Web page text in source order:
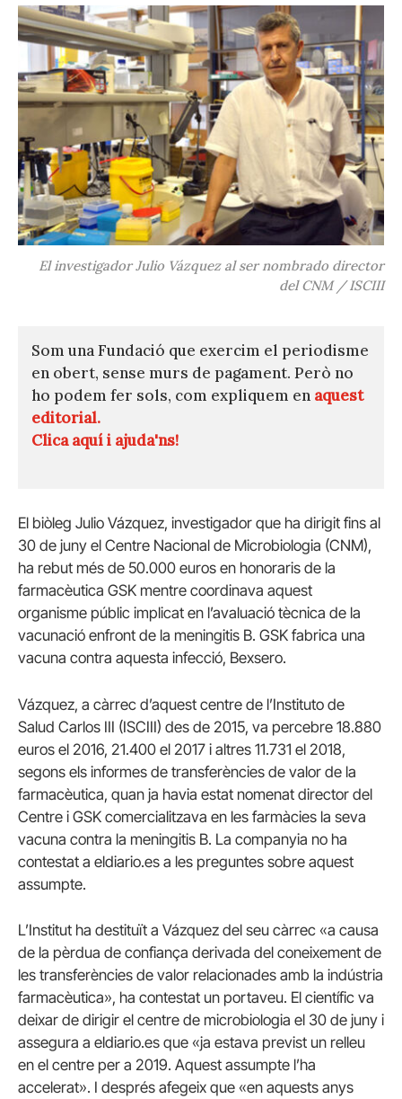
El investigador Julio Vázquez al ser nombrado director
del CNM / ISCIII
Som una Fundació que exercim el periodisme
en obert, sense murs de pagament. Però no
ho podem fer sols, com expliquem en aquest
editorial.
Clica aquí i ajuda'ns!
El biòleg Julio Vázquez, investigador que ha dirigit fins al
30 de juny el Centre Nacional de Microbiologia (CNM),
ha rebut més de 50.000 euros en honoraris de la
farmacèutica GSK mentre coordinava aquest
organisme públic implicat en l’avaluació tècnica de la
vacunació enfront de la meningitis B. GSK fabrica una
vacuna contra aquesta infecció, Bexsero.
Vázquez, a càrrec d’aquest centre de l’Instituto de
Salud Carlos III (ISCIII) des de 2015, va percebre 18.880
euros el 2016, 21.400 el 2017 i altres 11.731 el 2018,
segons els informes de transferències de valor de la
farmacèutica, quan ja havia estat nomenat director del
Centre i GSK comercialitzava en les farmàcies la seva
vacuna contra la meningitis B. La companyia no ha
contestat a eldiario.es a les preguntes sobre aquest
assumpte.
L’Institut ha destituït a Vázquez del seu càrrec «a causa
de la pèrdua de confiança derivada del coneixement de
les transferències de valor relacionades amb la indústria
farmacèutica», ha contestat un portaveu. El científic va
deixar de dirigir el centre de microbiologia el 30 de juny i
assegura a eldiario.es que «ja estava previst un relleu
en el centre per a 2019. Aquest assumpte l’ha
accelerat». I després afegeix que «en aquests anys